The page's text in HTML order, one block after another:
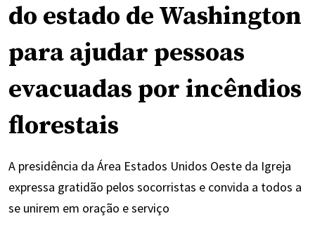
do estado de Washington
para ajudar pessoas
evacuadas por incêndios
florestais
A presidência da Área Estados Unidos Oeste da Igreja
expressa gratidão pelos socorristas e convida a todos a
se unirem em oração e serviço